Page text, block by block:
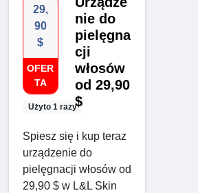
29,
90
$
OFER
TA
Użyto 1 razy
nie do
pielęgna
cji
włosów
od 29,90
$
Spiesz się i kup teraz
urządzenie do
pielęgnacji włosów od
29,90 $ w L&L Skin